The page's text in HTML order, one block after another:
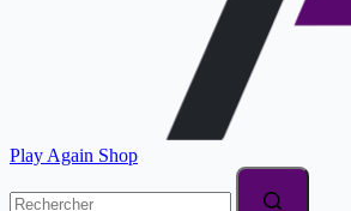
Play Again Shop